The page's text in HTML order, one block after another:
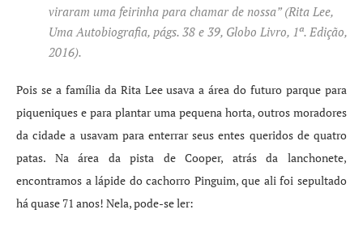
viraram uma feirinha para chamar de nossa” (Rita Lee,
Uma Autobiografia, págs. 38 e 39, Globo Livro, 1ª. Edição,
2016).
Pois se a família da Rita Lee usava a área do futuro parque para
piqueniques e para plantar uma pequena horta, outros moradores
da cidade a usavam para enterrar seus entes queridos de quatro
patas. Na área da pista de Cooper, atrás da lanchonete,
encontramos a lápide do cachorro Pinguim, que ali foi sepultado
há quase 71 anos! Nela, pode-se ler: